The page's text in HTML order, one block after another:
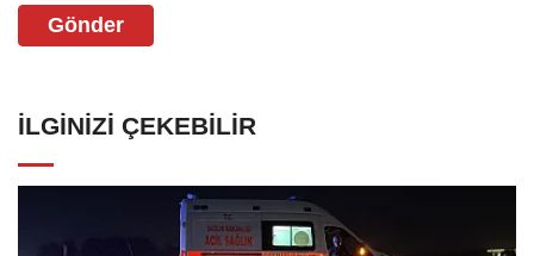
Gönder
İLGINIZI ÇEKEBILIR